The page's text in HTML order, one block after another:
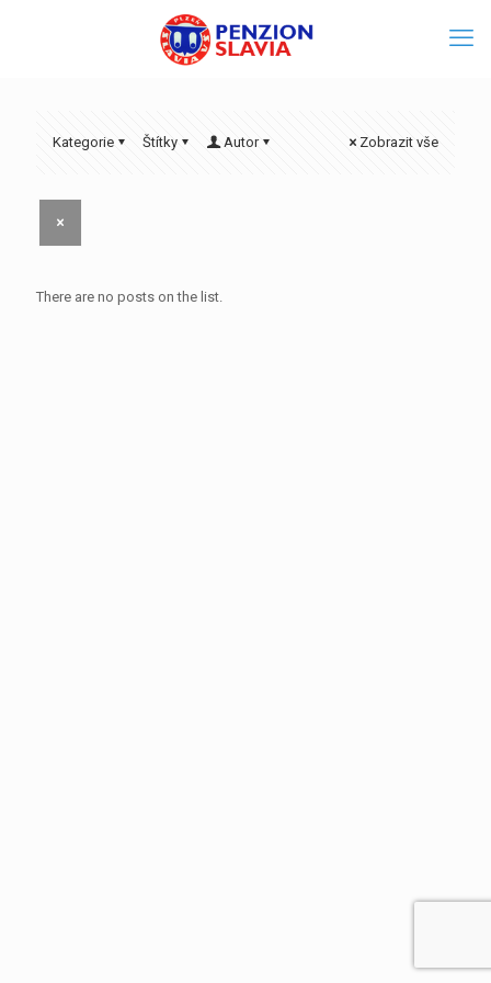
Kategorie Štítky Autor Zobrazit vše
There are no posts on the list.